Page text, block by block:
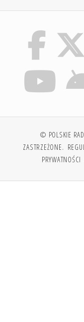
© POLSKIE
ZASTRZEŻONE.
PRYWATNOŚCI